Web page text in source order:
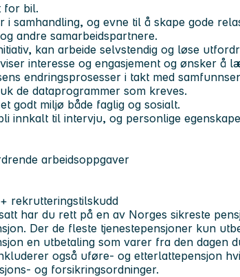
for bil.
i samhandling, og evne til å skape gode
andre samarbeidspartnere.
kan arbeide selvstendig og løse
interesse og engasjement og ønsker å
endringsprosesser i takt med
de dataprogrammer som kreves.
godt miljø både faglig og sosialt.
innkalt til intervju, og personlige
arbeidsoppgaver
rekrutteringstilskudd
har du rett på en av Norges sikreste
Der de fleste tjenestepensjoner kun
en utbetaling som varer fra den dagen
også uføre- og etterlattepensjon
og forsikringsordninger.